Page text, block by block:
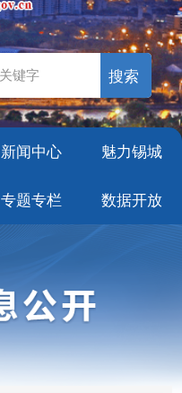
新闻中心 魅力锡城
专题专栏 数据开放